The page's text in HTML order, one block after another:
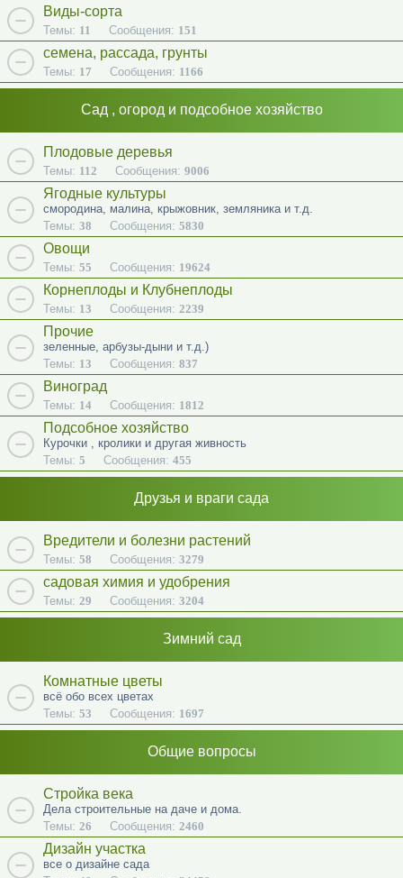
Виды-сорта
Темы: 11 Сообщения: 151
семена, рассада, грунты
Темы: 17 Сообщения: 1166
Сад , огород и подсобное хозяйство
Плодовые деревья
Темы: 112 Сообщения: 9006
Ягодные культуры
смородина, малина, крыжовник, земляника и т.д.
Темы: 38 Сообщения: 5830
Овощи
Темы: 55 Сообщения: 19624
Корнеплоды и Клубнеплоды
Темы: 13 Сообщения: 2239
Прочие
зеленные, арбузы-дыни и т.д.)
Темы: 13 Сообщения: 837
Виноград
Темы: 14 Сообщения: 1812
Подсобное хозяйство
Курочки , кролики и другая живность
Темы: 5 Сообщения: 455
Друзья и враги сада
Вредители и болезни растений
Темы: 58 Сообщения: 3279
садовая химия и удобрения
Темы: 29 Сообщения: 3204
Зимний сад
Комнатные цветы
всё обо всех цветах
Темы: 53 Сообщения: 1697
Общие вопросы
Стройка века
Дела строительные на даче и дома.
Темы: 26 Сообщения: 2460
Дизайн участка
все о дизайне сада